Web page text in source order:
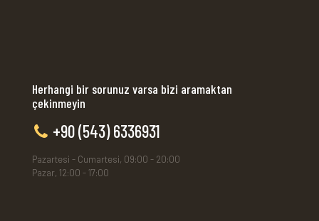
Herhangi bir sorunuz varsa bizi aramaktan
çekinmeyin
+90 (543) 6336931
Pazartesi - Cumartesi, 09:00 - 20:00
Pazar, 12:00 - 17:00